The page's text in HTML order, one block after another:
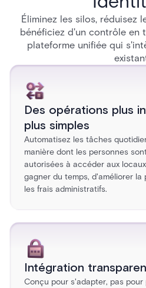
Éliminez les silos, réduisez
bénéficiez d'un contrôle en
plateforme unifiée qui
Des opérations plus
plus simples
Automatisez les tâches
manière dont les personnes
autorisées à accéder aux
gagner du temps, d'améliorer
les frais administratifs.
Intégration
Conçu pour s'adapter, pas